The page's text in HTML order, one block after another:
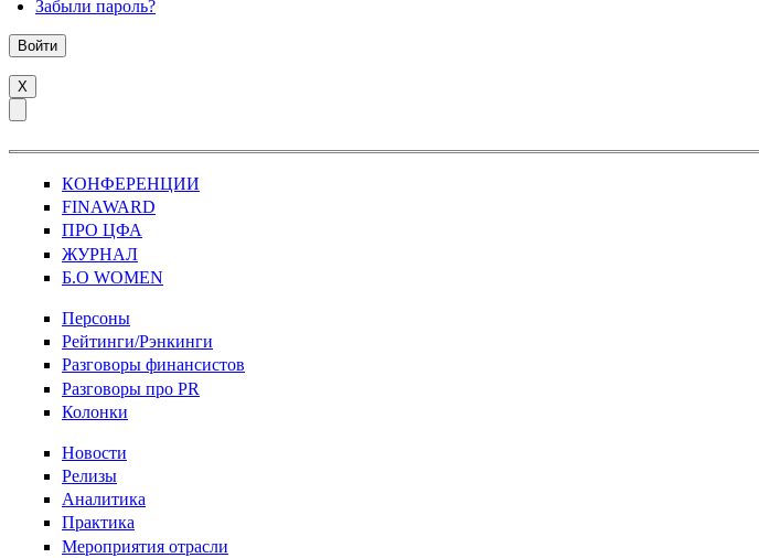
Забыли пароль?
X
КОНФЕРЕНЦИИ
FINAWARD
ПРО ЦФА
ЖУРНАЛ
Б.О WOMEN
Персоны
Рейтинги/Рэнкинги
Разговоры финансистов
Разговоры про PR
Колонки
Новости
Релизы
Аналитика
Практика
Мероприятия отрасли